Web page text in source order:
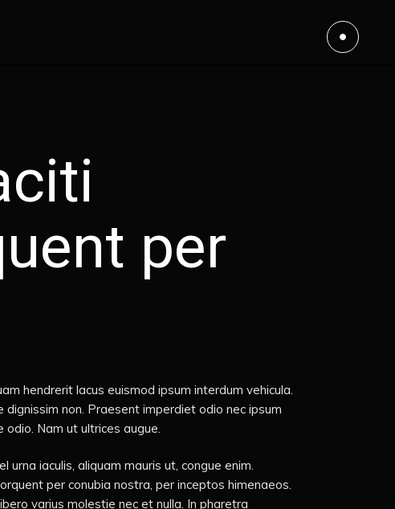
per
hendrerit lacus euismod ipsum interdum vehicula.
non. Praesent imperdiet odio nec ipsum
Nam ut ultrices augue.
iaculis, aliquam mauris ut, congue enim.
per conubia nostra, per inceptos himenaeos.
varius molestie nec et nulla. In pharetra